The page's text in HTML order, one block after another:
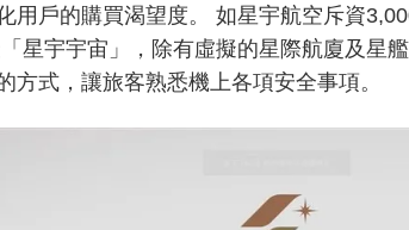
用戶的購買渴望度。 如星宇航空斥資
星宇宇宙」，除有虛擬的星際航廈及星
方式，讓旅客熟悉機上各項安全事項。